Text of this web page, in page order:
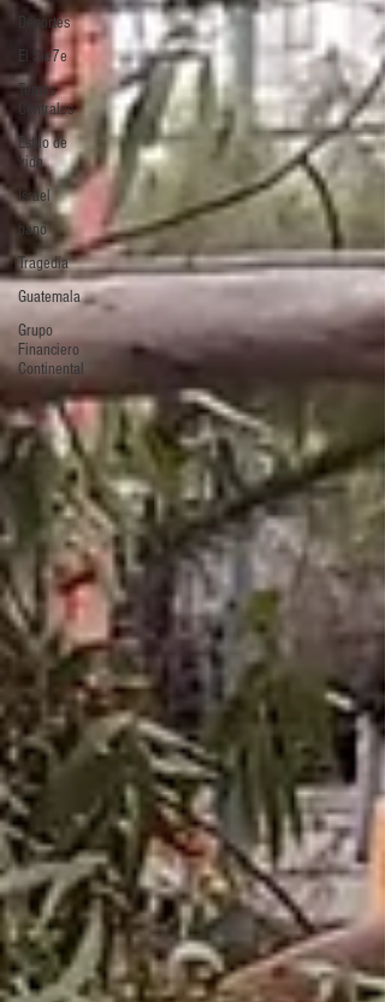
Deportes
El Sie7e
Temas
Centrales
Estilo de
vida
Israel
bano
Tragedia
Guatemala
Grupo
Financiero
Continental